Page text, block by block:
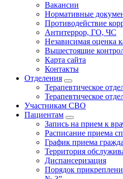
Вакансии
Нормативные
Противодействие
Антитеррор, ГО, ЧС
Независимая оценка
Вышестоящие
Карта сайта
Контакты
Отделения
Терапевтическое
Терапевтическое
Участникам СВО
Пациентам
Запись на прием к
Расписание приема
График приема
Территория
Диспансеризация
Порядок